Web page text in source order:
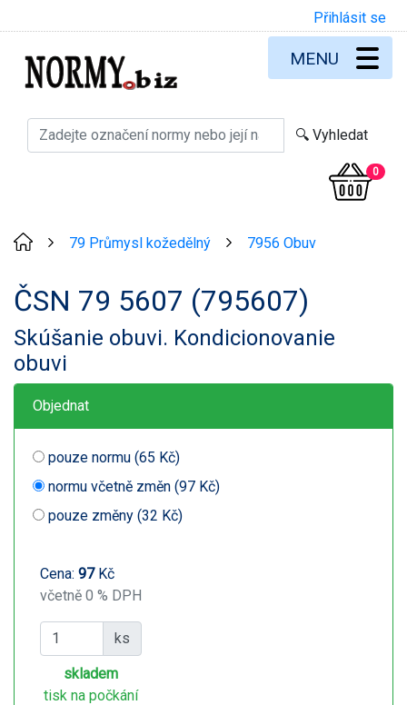
Přihlásit se
0
MENU
79 Průmysl kožedělný 7956 Obuv
ČSN 79 5607 (795607)
Skúšanie obuvi. Kondicionovanie
obuvi
Objednat
pouze normu (65 Kč)
normu včetně změn (97 Kč)
pouze změny (32 Kč)
Cena: 97Kč
včetně 0 % DPH
ks
skladem
tisk na počkání